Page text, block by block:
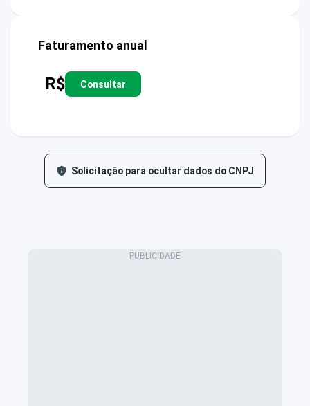
Faturamento anual
R$ Consultar
Solicitação para ocultar dados do CNPJ